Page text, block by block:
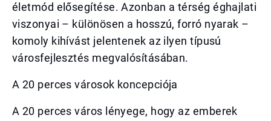
életmód elősegítése. Azonban a térség éghajlati
viszonyai – különösen a hosszú, forró nyarak –
komoly kihívást jelentenek az ilyen típusú
városfejlesztés megvalósításában.
A 20 perces városok koncepciója
A 20 perces város lényege, hogy az emberek